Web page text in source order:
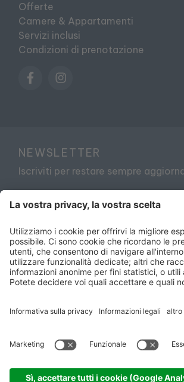
Offerte
Camere & Appartamenti
Servizi inclusi
Condizioni di prenotazione
NEWSLETTER
Iscriviti per restare sempre
Accetto l’informativa sulla privacy
policy
Credits Impostazioni dei
produced by